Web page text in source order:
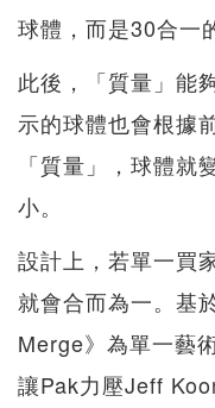
球體，而是30合一
此後，「質量」能
示的球體也會根據
「質量」，球體就
小。
設計上，若單一買
就會合而為一。基
Merge》為單一藝
讓Pak力壓Jeff